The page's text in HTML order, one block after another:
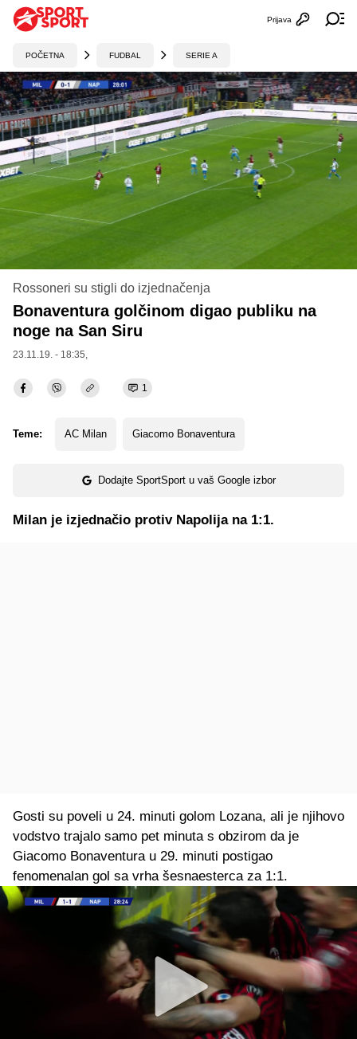
Otvori
Prijava
POČETNA FUDBAL SERIE A
Rossoneri su stigli do izjednačenja
Bonaventura golčinom digao publiku na
noge na San Siru
23.11.19. - 18:35,
1
Teme: AC Milan Giacomo Bonaventura
Dodajte SportSport u vaš Google izbor
Milan je izjednačio protiv Napolija na 1:1.
Gosti su poveli u 24. minuti golom Lozana, ali je njihovo
vodstvo trajalo samo pet minuta s obzirom da je
Giacomo Bonaventura u 29. minuti postigao
fenomenalan gol sa vrha šesnaesterca za 1:1.